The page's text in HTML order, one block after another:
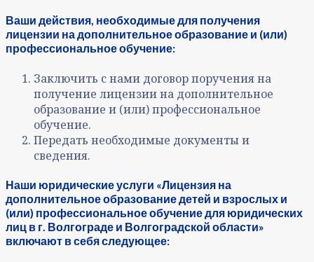
Ваши действия, необходимые для получения
лицензии на дополнительное образование и (или)
профессиональное обучение:
Заключить с нами договор поручения на
получение лицензии на дополнительное
образование и (или) профессиональное
обучение.
Передать необходимые документы и
сведения.
Наши юридические услуги «Лицензия на
дополнительное образование детей и взрослых и
(или) профессиональное обучение для юридических
лиц в г. Волгограде и Волгоградской области»
включают в себя следующее: